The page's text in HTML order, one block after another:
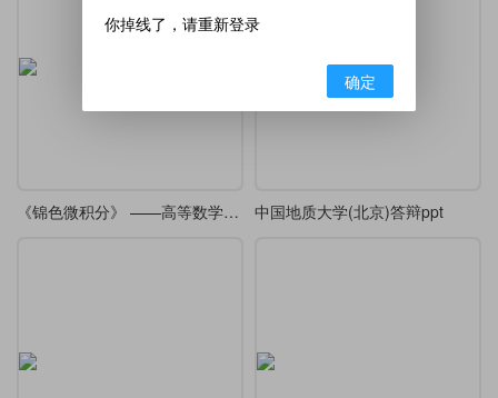
《锦色微积分》 ——高等数学课堂笔记·炫彩版 中国地质大学(北京)答辩ppt
你掉线了，请重新登录
确定